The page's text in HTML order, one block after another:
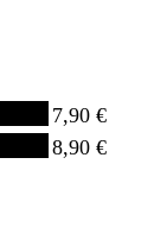
7,90 €
8,90 €